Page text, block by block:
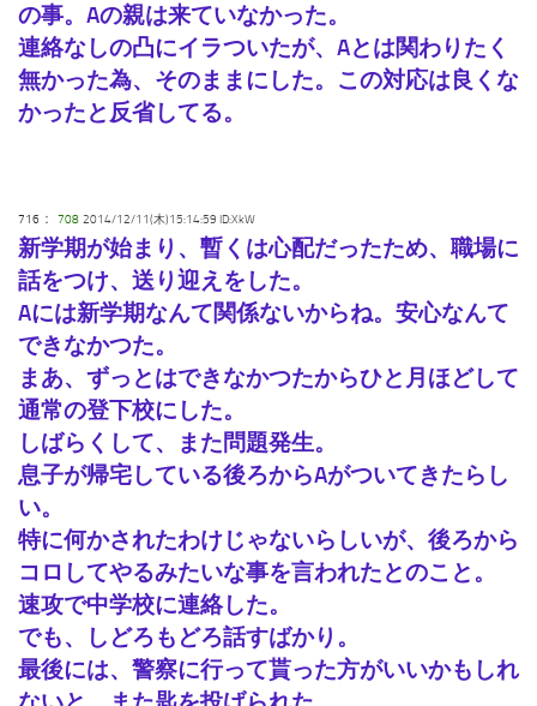
の事。Aの親は来ていなかった。
連絡なしの凸にイラついたが、Aとは関わりたく
無かった為、そのままにした。この対応は良くな
かったと反省してる。
716 ： 708 2014/12/11(木)15:14:59 ID:XkW
新学期が始まり、暫くは心配だったため、職場に
話をつけ、送り迎えをした。
Aには新学期なんて関係ないからね。安心なんて
できなかつた。
まあ、ずっとはできなかつたからひと月ほどして
通常の登下校にした。
しばらくして、また問題発生。
息子が帰宅している後ろからAがついてきたらし
い。
特に何かされたわけじゃないらしいが、後ろから
コロしてやるみたいな事を言われたとのこと。
速攻で中学校に連絡した。
でも、しどろもどろ話すばかり。
最後には、警察に行って貰った方がいいかもしれ